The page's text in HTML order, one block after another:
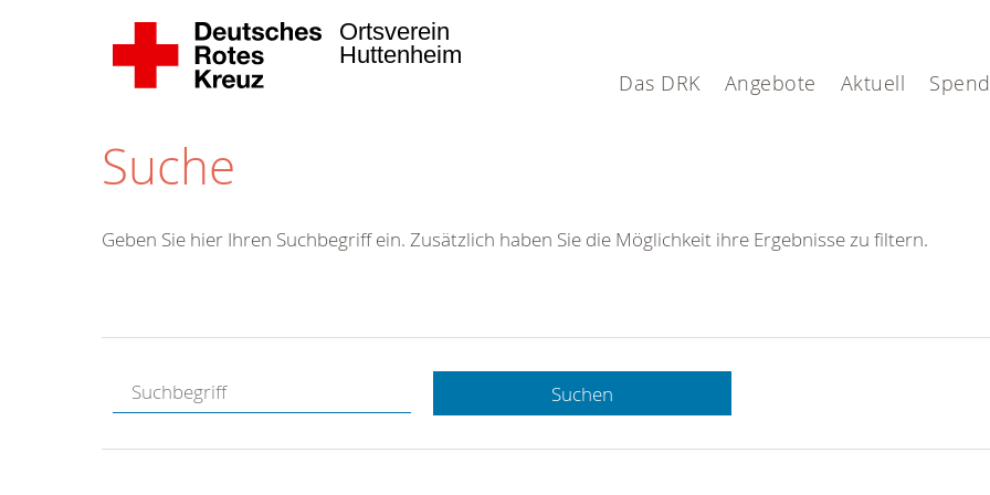
Das DRK Angebote Aktuell
Ortsverein
Huttenheim
Suche
Hotline.
gerne.
Geben Sie hier Ihren Suchbegriff ein. Zusätzlich haben Sie die Möglichkeit ihre Ergebnisse zu filtern.
Suchen